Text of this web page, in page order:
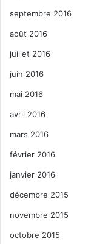
septembre 2016
août 2016
juillet 2016
juin 2016
mai 2016
avril 2016
mars 2016
février 2016
janvier 2016
décembre 2015
novembre 2015
octobre 2015